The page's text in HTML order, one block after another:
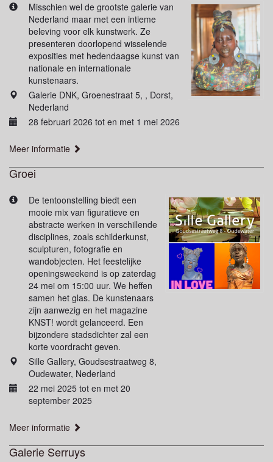
Misschien wel de grootste galerie van
Nederland maar met een intieme
beleving voor elk kunstwerk. Ze
presenteren doorlopend wisselende
exposities met hedendaagse kunst van
nationale en internationale
kunstenaars.
Galerie DNK, Groenestraat 5, , Dorst,
Nederland
28 februari 2026 tot en met 1 mei 2026
Meer informatie
Groei
De tentoonstelling biedt een
mooie mix van figuratieve en
abstracte werken in verschillende
disciplines, zoals schilderkunst,
sculpturen, fotografie en
wandobjecten. Het feestelijke
openingsweekend is op zaterdag
24 mei om 15:00 uur. We heffen
samen het glas. De kunstenaars
zijn aanwezig en het magazine
KNST! wordt gelanceerd. Een
bijzondere stadsdichter zal een
korte voordracht geven.
Sille Gallery, Goudsestraatweg 8,
Oudewater, Nederland
22 mei 2025 tot en met 20
september 2025
Meer informatie
Galerie Serruys